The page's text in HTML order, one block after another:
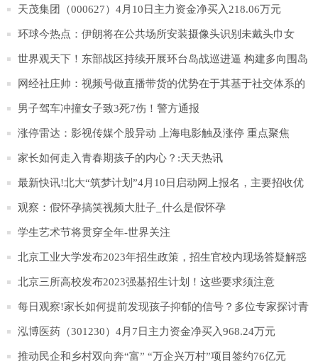
天茂集团（000627）4月10日主力资金净买入218.06万元
环球今热点：伊朗将在公共场所安装摄像头识别未戴头巾女
性，违者将予警告
世界观天下！东部战区持续开展环台岛战巡进逼 构建多向围岛
锁台态势
网经社庄帅：视频号做直播带货的优势在于其基于社交体系的
完整私域生态_天天视点
男子驾车冲撞女子致3死7伤！警方通报
涨停雷达：影视传媒个股异动 上海电影触及涨停 重点聚焦
家长如何走入青春期孩子的内心？:天天热讯
最新快讯!北大“筑梦计划”4月10日启动网上报名，主要招收优
秀农村学生
观察：假怀孕搞笑视频大肚子_什么是假怀孕
学生艺术节将贯穿全年-世界关注
北京工业大学发布2023年招生政策，招生官校内现场答疑解惑
_每日快播
北京三所高校发布2023强基招生计划！这些要求须注意
每日观察!家长如何提前发现孩子抑郁的信号？多位专家探讨青
少年抑郁防治
泓博医药（301230）4月7日主力资金净买入968.24万元
推动民企和乡村双向奔“富” “万企兴万村”项目签约76亿元